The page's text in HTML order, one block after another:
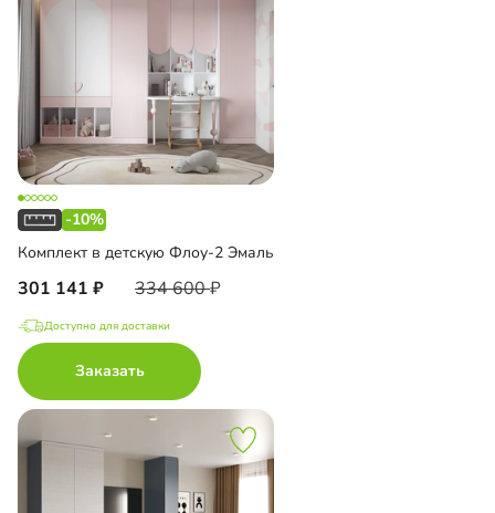
-10%
Комплект в детскую Флоу-2 Эмаль
301 141 334 600
Доступно для доставки
Заказать